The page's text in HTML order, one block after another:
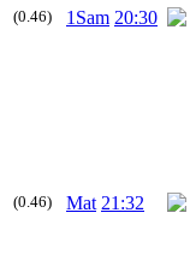
(0.46) 1Sam 20:30
(0.46) Mat 21:32